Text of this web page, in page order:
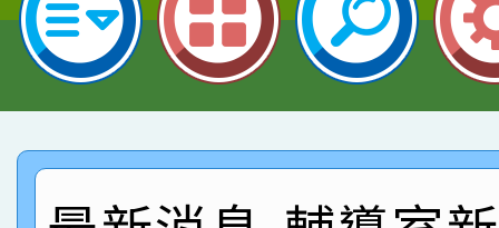
指導老師林老師
賽 劉文瑛教師榮獲教
臺灣台語-第二名
賀！本校參與2026世
創客第三名。
賀！本校參加桃園市中
賽 洪綺君教師榮獲社
賀！本校阿巴斯O蜜、